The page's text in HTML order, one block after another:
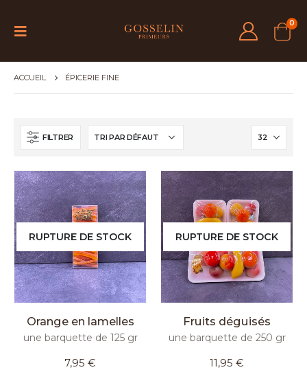
0
ACCUEIL ÉPICERIE FINE
FILTRER
RUPTURE DE STOCK
Orange en lamelles
une barquette de 125 gr
7,95 €
RUPTURE DE STOCK
Fruits déguisés
une barquette de 250 gr
11,95 €